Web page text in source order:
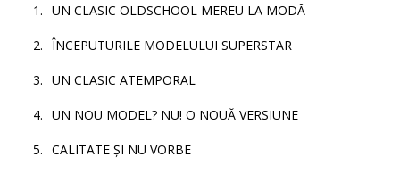
UN CLASIC OLDSCHOOL MEREU LA MODĂ
ÎNCEPUTURILE MODELULUI SUPERSTAR
UN CLASIC ATEMPORAL
UN NOU MODEL? NU! O NOUĂ VERSIUNE
CALITATE ȘI NU VORBE